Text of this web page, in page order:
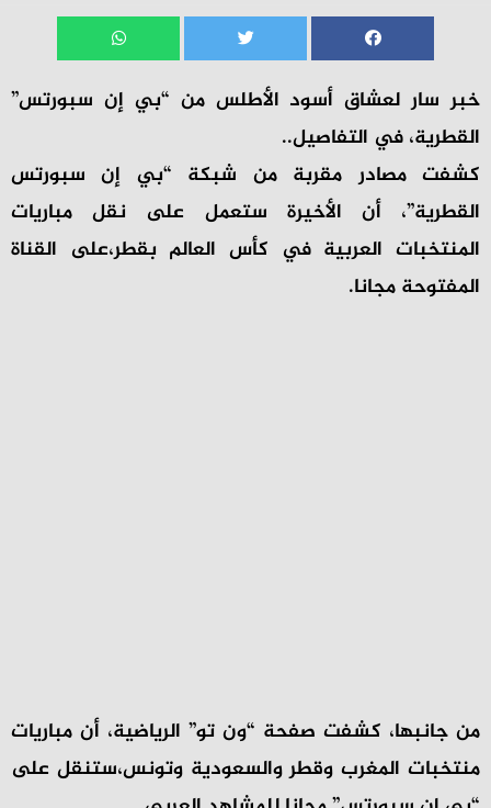
خبر سار لعشاق أسود الأطلس من “بي إن سبورتس”
القطرية، في التفاصيل..
كشفت مصادر مقربة من شبكة “بي إن سبورتس
القطرية”، أن الأخيرة ستعمل على نقل مباريات
المنتخبات العربية في كأس العالم بقطر،على القناة
المفتوحة مجانا.
من جانبها، كشفت صفحة “ون تو” الرياضية، أن مباريات
منتخبات المغرب وقطر والسعودية وتونس،ستنقل على